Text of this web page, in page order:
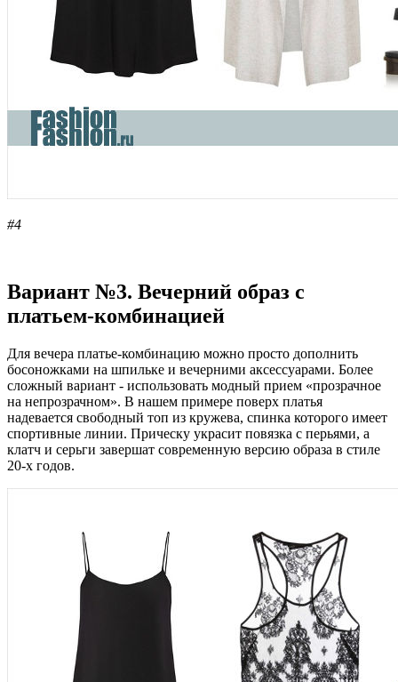
#4
Вариант №3. Вечерний образ с
платьем-комбинацией
Для вечера платье-комбинацию можно просто дополнить
босоножками на шпильке и вечерними аксессуарами. Более
сложный вариант - использовать модный прием «прозрачное
на непрозрачном». В нашем примере поверх платья
надевается свободный топ из кружева, спинка которого имеет
спортивные линии. Прическу украсит повязка с перьями, а
клатч и серьги завершат современную версию образа в стиле
20-х годов.